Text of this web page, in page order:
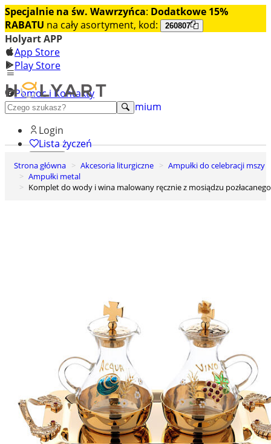
Specjalnie na św. Wawrzyńca: Dodatkowe 15%
RABATU na cały asortyment, kod: 260807
Holyart APP
App Store
Play Store
Pomoc i Kontakty
+48 222 922 860
Odkryj premium
Login
Lista życzeń
0
Koszyk
Strona główna Akcesoria liturgiczne
Ampułki do celebracji mszy
Ampułki metal
Komplet do wody i wina malowany ręcznie z mosiądzu pozłacanego